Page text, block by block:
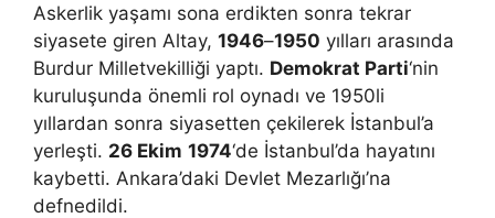
Askerlik yaşamı sona erdikten sonra tekrar
siyasete giren Altay, 1946–1950 yılları arasında
Burdur Milletvekilliği yaptı. Demokrat Parti‘nin
kuruluşunda önemli rol oynadı ve 1950li
yıllardan sonra siyasetten çekilerek İstanbul’a
yerleşti. 26 Ekim 1974‘de İstanbul’da hayatını
kaybetti. Ankara’daki Devlet Mezarlığı’na
defnedildi.